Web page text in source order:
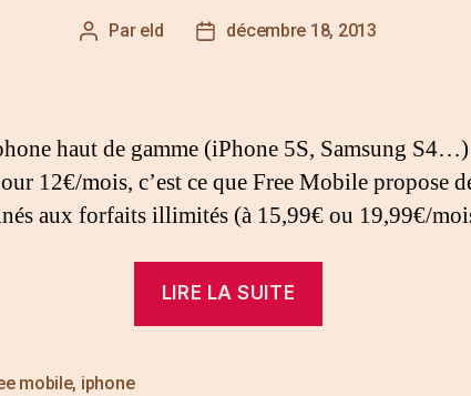
Par eld décembre 18, 2013
haut de gamme (iPhone 5S, Samsung
12€/mois, c’est ce que Free Mobile propose
aux forfaits illimités (à 15,99€ ou 19,99€/
LIRE LA SUITE
mobile, iphone